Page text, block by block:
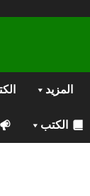
المزيد
الكتب